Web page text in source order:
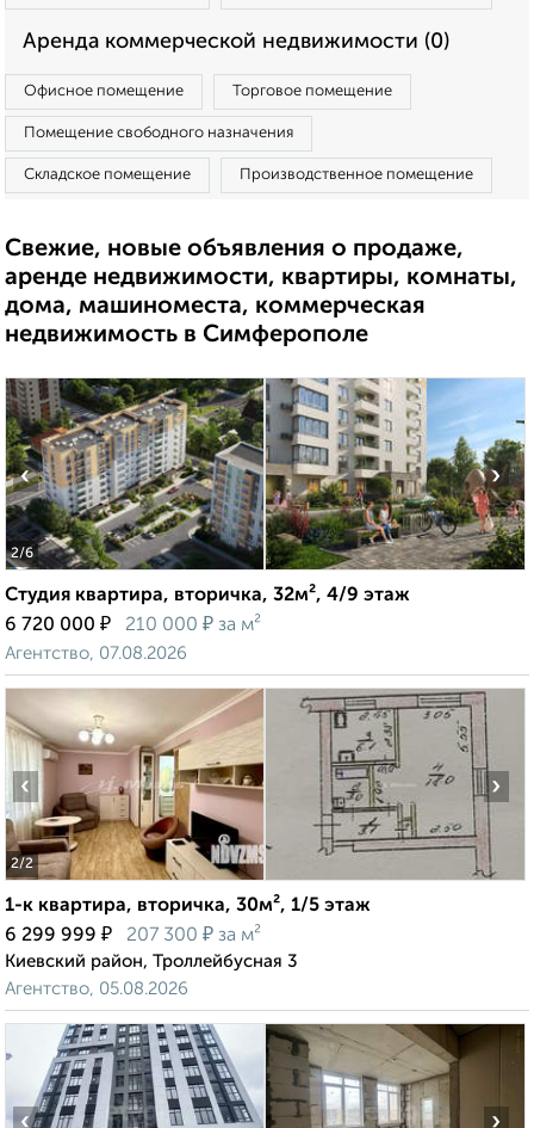
Аренда коммерческой недвижимости (0)
Офисное помещение Торговое помещение
Помещение свободного назначения
Складское помещение Производственное помещение
Свежие, новые объявления о продаже,
аренде недвижимости, квартиры, комнаты,
дома, машиноместа, коммерческая
недвижимость в Симферополе
2/6
‹ ›
Студия квартира, вторичка, 32м², 4/9 этаж
6 720 000 ₽ 210 000 ₽ за м²
Агентство, 07.08.2026
2/2
‹ ›
1-к квартира, вторичка, 30м², 1/5 этаж
6 299 999 ₽ 207 300 ₽ за м²
Киевский район, Троллейбусная 3
Агентство, 05.08.2026
‹ ›